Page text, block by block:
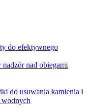
do efektywnego
nad obiegami
do usuwania kamienia i
wodnych